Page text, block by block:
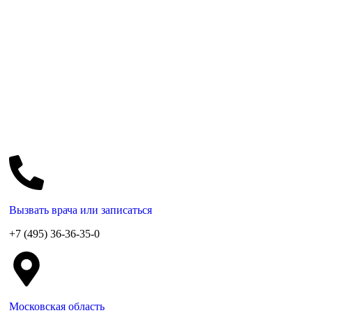
Вызвать врача или записаться
+7 (495) 36-36-35-0
Московская область